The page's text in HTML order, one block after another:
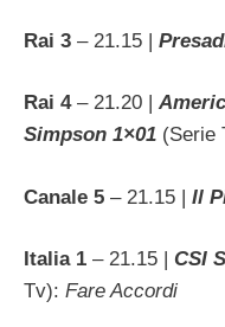
Rai 3 – 21.15 |
Rai 4– 21.20 |
Simpson 1×01 (Serie
Canale 5 – 21.15 | Il
Italia 1 – 21.15 | CSI
Tv): Fare Accordi